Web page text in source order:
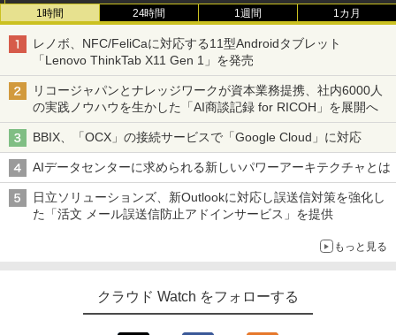
1時間 24時間 1週間 1カ月
レノボ、NFC/FeliCaに対応する11型Androidタブレット
「Lenovo ThinkTab X11 Gen 1」を発売
リコージャパンとナレッジワークが資本業務提携、社内6000人
の実践ノウハウを生かした「AI商談記録 for RICOH」を展開へ
BBIX、「OCX」の接続サービスで「Google Cloud」に対応
AIデータセンターに求められる新しいパワーアーキテクチャとは
日立ソリューションズ、新Outlookに対応し誤送信対策を強化し
た「活文 メール誤送信防止アドインサービス」を提供
もっと見る
クラウド Watch をフォローする